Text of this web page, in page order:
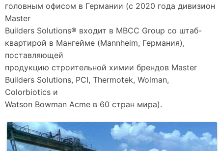
головным офисом в Германии (с 2020 года дивизион
Master
Builders Solutions® входит в MBCC Group со штаб-
квартирой в Мангейме (Mannheim, Германия),
поставляющей
продукцию строительной химии брендов Master
Builders Solutions, PCI, Thermotek, Wolman,
Colorbiotics и
Watson Bowman Acme в 60 стран мира).